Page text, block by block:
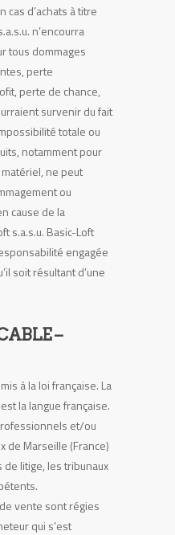
cas d’achats à titre
n’encourra
tous dommages
perte
perte de chance,
survenir du fait
totale ou
notamment pour
ne peut
ou
cause de la
s.a.s.u. Basic-Loft
engagée
soit résultant d’une
–
à la loi française. La
la langue française.
et/ou
de Marseille (France)
litige, les tribunaux
vente sont régies
qui s’est